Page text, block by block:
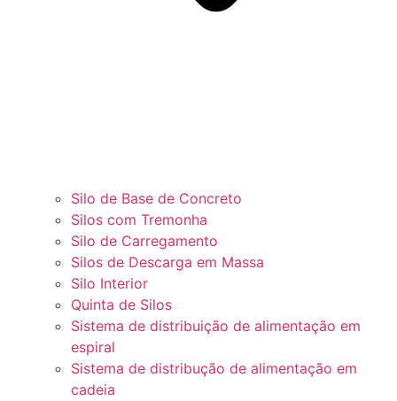
Silo de Base de Concreto
Silos com Tremonha
Silo de Carregamento
Silos de Descarga em Massa
Silo Interior
Quinta de Silos
Sistema de distribuição de alimentação em
espiral
Sistema de distribução de alimentação em
cadeia